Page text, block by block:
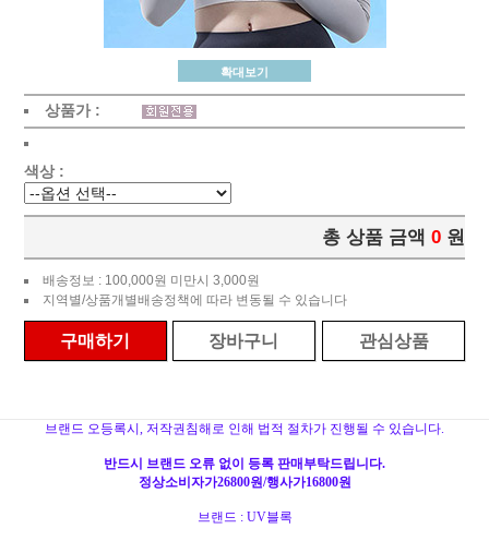
확대보기
상품가 :
색상 :
총 상품 금액 0 원
배송정보 : 100,000원 미만시 3,000원
지역별/상품개별배송정책에 따라 변동될 수 있습니다
구매하기 장바구니 관심상품
브랜드 오등록시, 저작권침해로 인해 법적 절차가 진행될 수 있습니다.
반드시 브랜드 오류 없이 등록 판매부탁드립니다.
정상소비자가26800원/행사가16800원
브랜드 : UV블록